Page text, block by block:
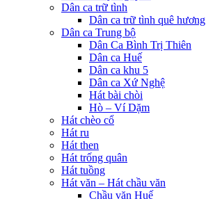
Dân ca trữ tình
Dân ca trữ tình quê hương
Dân ca Trung bộ
Dân Ca Bình Trị Thiên
Dân ca Huế
Dân ca khu 5
Dân ca Xứ Nghệ
Hát bài chòi
Hò – Ví Dặm
Hát chèo cổ
Hát ru
Hát then
Hát trống quân
Hát tuồng
Hát văn – Hát chầu văn
Chầu văn Huế